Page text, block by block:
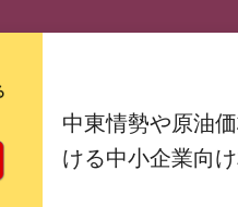
中東情勢や原油
ける中小企業向